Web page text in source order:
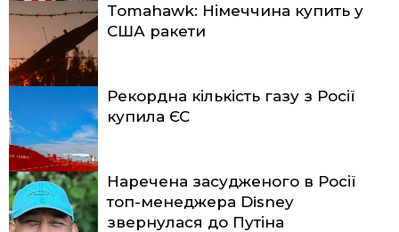
Tomahawk: Німеччина купить у
США ракети
Рекордна кількість газу з Росії
купила ЄС
Наречена засудженого в Росії
топ-менеджера Disney
звернулася до Путіна